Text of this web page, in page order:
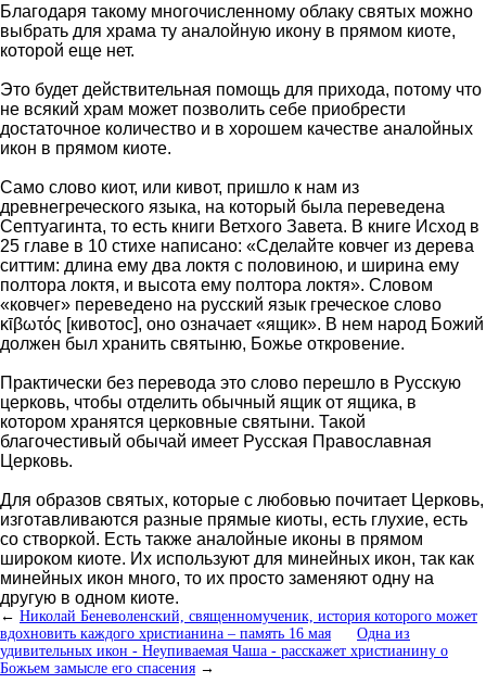
Благодаря такому многочисленному облаку святых можно
выбрать для храма ту аналойную икону в прямом киоте,
которой еще нет.
Это будет действительная помощь для прихода, потому что
не всякий храм может позволить себе приобрести
достаточное количество и в хорошем качестве аналойных
икон в прямом киоте.
Само слово киот, или кивот, пришло к нам из
древнегреческого языка, на который была переведена
Септуагинта, то есть книги Ветхого Завета. В книге Исход в
25 главе в 10 стихе написано: «Сделайте ковчег из дерева
ситтим: длина ему два локтя с половиною, и ширина ему
полтора локтя, и высота ему полтора локтя». Словом
«ковчег» переведено на русский язык греческое слово
κῑβωτός [кивотос], оно означает «ящик». В нем народ Божий
должен был хранить святыню, Божье откровение.
Практически без перевода это слово перешло в Русскую
церковь, чтобы отделить обычный ящик от ящика, в
котором хранятся церковные святыни. Такой
благочестивый обычай имеет Русская Православная
Церковь.
Для образов святых, которые с любовью почитает Церковь,
изготавливаются разные прямые киоты, есть глухие, есть
со створкой. Есть также аналойные иконы в прямом
широком киоте. Их используют для минейных икон, так как
минейных икон много, то их просто заменяют одну на
другую в одном киоте.
← Николай Беневоленский, священномученик, история которого может
вдохновить каждого христианина – память 16 мая
Одна из
удивительных икон - Неупиваемая Чаша - расскажет христианину о
Божьем замысле его спасения →